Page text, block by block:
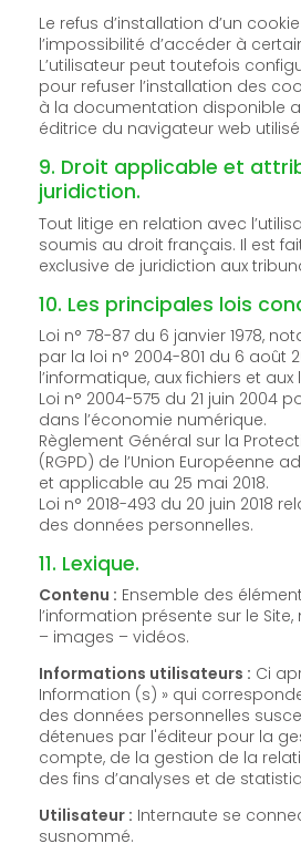
Le refus d’installation d’un
l’impossibilité d’accéder à
L’utilisateur peut toutefois
pour refuser l’installation des
à la documentation disponible auprès de la société
éditrice du navigateur web
9. Droit applicable et
juridiction.
Tout litige en relation avec
soumis au droit français. Il est fait
exclusive de juridiction aux
10. Les principales lois
Loi n° 78-87 du 6 janvier 1978,
par la loi n° 2004-801 du 6 août
l’informatique, aux fichiers et aux
Loi n° 2004-575 du 21 juin 2004
dans l’économie numérique.
Règlement Général sur la
(RGPD) de l’Union Européenne
et applicable au 25 mai 2018.
Loi n° 2018-493 du 20 juin 2018
des données personnelles.
11. Lexique.
Contenu : Ensemble des
l’information présente sur le Site, notamment textes
– images – vidéos.
Informations utilisateurs : Ci
Information (s) » qui correspondent à l’ensemble
des données personnelles
détenues par l'éditeur pour la gestion de votre
compte, de la gestion de la
des fins d’analyses et de
Utilisateur : Internaute se
susnommé.